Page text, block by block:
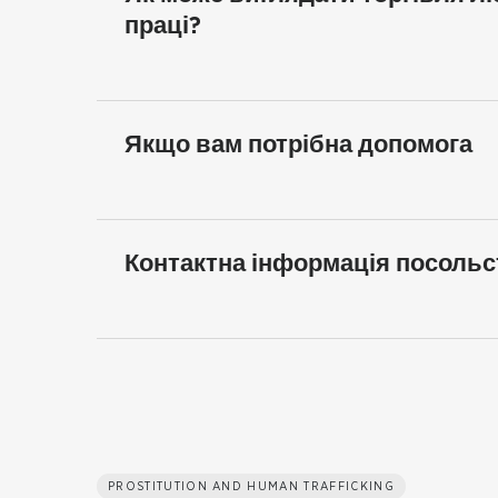
праці?
Якщо вам потрібна допомога
Контактна інформація
PROSTITUTION AND HUMAN TRAFFICKING